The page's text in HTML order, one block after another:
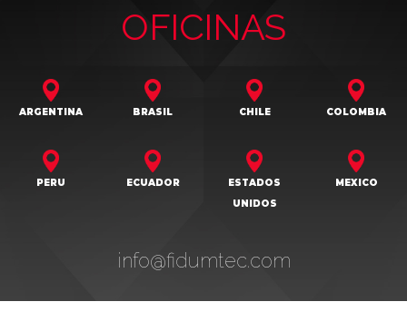
OFICINAS
ARGENTINA BRASIL CHILE COLOMBIA
PERU ECUADOR
ESTADOS
UNIDOS
MEXICO
info@fidumtec.com